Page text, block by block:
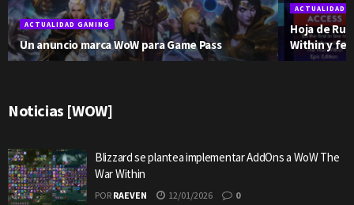
ACTUALIDAD GAMING
Un anuncio marca WoW para Game Pass
ACTUALIDAD
Hoja de
Within y
Noticias [WOW]
Blizzard se plantea implementar AddOns a WoW The
War Within
POR RAEVEN 12/01/2026 0